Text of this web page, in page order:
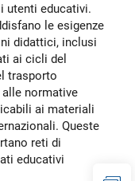
utenti educativi.
le esigenze
didattici, inclusi
ai cicli del
trasporto
normative
ai materiali
Queste
reti di
educativi